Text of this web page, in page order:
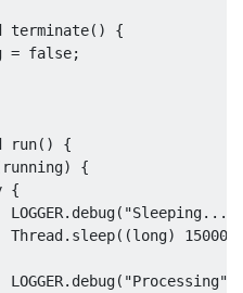
terminate()
{
= false;
run()
{
running)
{
{
LOGGER
. debug( "Sleeping..."
Thread. sleep((long) 15000
LOGGER
. debug( "Processing"